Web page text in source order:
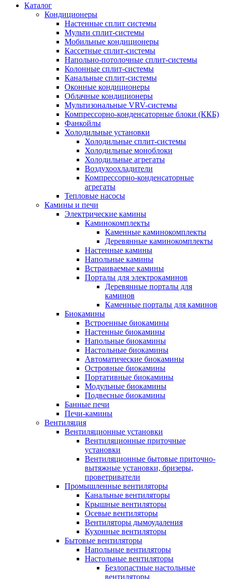
Каталог
Кондиционеры
Настенные сплит системы
Мульти сплит-системы
Мобильные кондиционеры
Кассетные сплит-системы
Напольно-потолочные сплит-системы
Колонные сплит-системы
Канальные сплит-системы
Оконные кондиционеры
Облачные кондиционеры
Мультизональные VRV-системы
Компрессорно-конденсаторные блоки (ККБ)
Фанкойлы
Холодильные установки
Холодильные сплит-системы
Холодильные моноблоки
Холодильные агрегаты
Воздухоохладители
Компрессорно-конденсаторные
агрегаты
Тепловые насосы
Камины и печи
Электрические камины
Каминокомплекты
Каменные каминокомплекты
Деревянные каминокомплекты
Настенные камины
Напольные камины
Встраиваемые камины
Порталы для электрокаминов
Деревянные порталы для
каминов
Каменные порталы для каминов
Биокамины
Встроенные биокамины
Настенные биокамины
Напольные биокамины
Настольные биокамины
Автоматические биокамины
Островные биокамины
Портативные биокамины
Модульные биокамины
Подвесные биокамины
Банные печи
Печи-камины
Вентиляция
Вентиляционные установки
Вентиляционные приточные
установки
Вентиляционные бытовые приточно-
вытяжные установки, бризеры,
проветриватели
Промышленные вентиляторы
Канальные вентиляторы
Крышные вентиляторы
Осевые вентиляторы
Вентиляторы дымоудаления
Кухонные вентиляторы
Бытовые вентиляторы
Напольные вентиляторы
Настольные вентиляторы
Безлопастные настольные
вентиляторы